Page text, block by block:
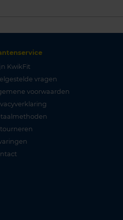
KwikFit
vragen
voorwaarden